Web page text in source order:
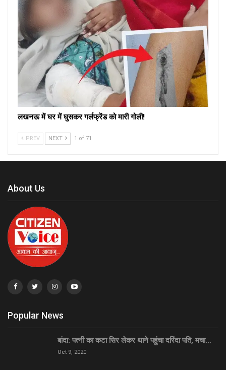
लखनऊ में घर में घुसकर गर्लफ्रेंड को मारी गोली!
PREV NEXT 1 of 71
About Us
Popular News
बांदा: पत्नी का कटा सिर लेकर थाने पहुंचा दरिंदा पति, मचा…
Oct 9, 2020